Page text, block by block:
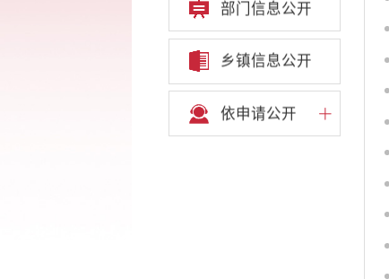
部门信息公开
乡镇信息公开
依申请公开